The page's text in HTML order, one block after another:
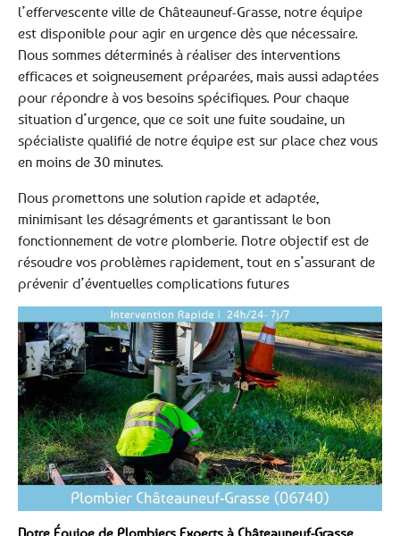
l’effervescente ville de Châteauneuf-Grasse, notre équipe
est disponible pour agir en urgence dès que nécessaire.
Nous sommes déterminés à réaliser des interventions
efficaces et soigneusement préparées, mais aussi adaptées
pour répondre à vos besoins spécifiques. Pour chaque
situation d’urgence, que ce soit une fuite soudaine, un
spécialiste qualifié de notre équipe est sur place chez vous
en moins de 30 minutes.
Nous promettons une solution rapide et adaptée,
minimisant les désagréments et garantissant le bon
fonctionnement de votre plomberie. Notre objectif est de
résoudre vos problèmes rapidement, tout en s’assurant de
prévenir d’éventuelles complications futures
Notre Équipe de Plombiers Experts à Châteauneuf-Grasse